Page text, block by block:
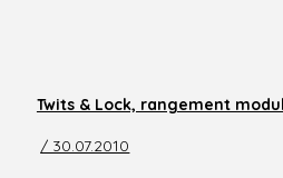
Twits & Lock, rangement
/ 30.07.2010